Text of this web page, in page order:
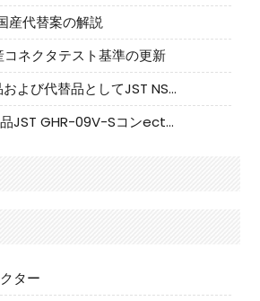
産代替案の解説
コネクタテスト基準の更新
JSTコネクタ-正品および代替品としてJST NSHR-02V-Sコネクタを提供します
JSTコンector-正品JST GHR-09V-Sコンector|代替品提供
ター